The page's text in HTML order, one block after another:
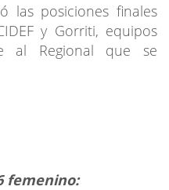
las posiciones finales
y Gorriti, equipos
al Regional que se
femenino: